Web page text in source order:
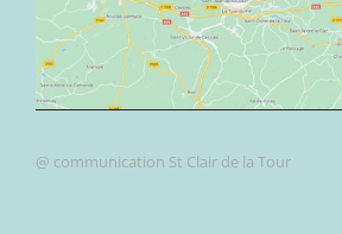
@ communication St Clair de la Tour